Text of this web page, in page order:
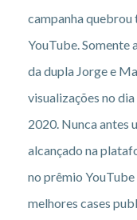
campanha quebrou
YouTube. Somente
da dupla Jorge e
visualizações no
2020. Nunca antes
alcançado na
no prêmio
melhores cases